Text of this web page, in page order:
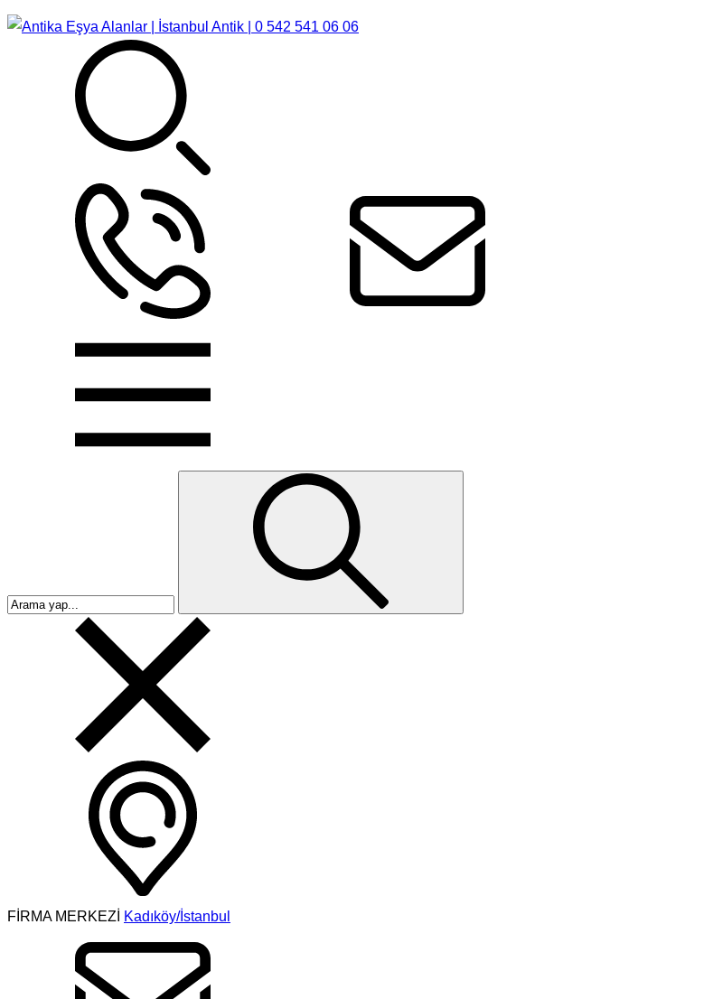
FİRMA MERKEZİ Kadıköy/İstanbul